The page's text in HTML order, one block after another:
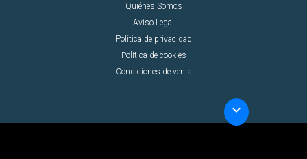
Quiénes Somos
Aviso Legal
Política de privacidad
Política de cookies
Condiciones de venta
keyboard_arrow_down